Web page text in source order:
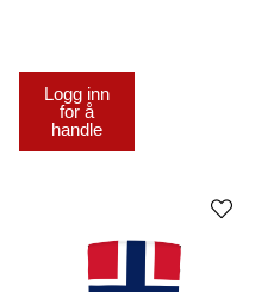
Logg inn
for å
handle